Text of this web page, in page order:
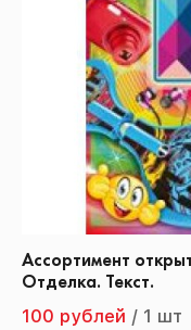
Ассортимент
Отделка. Текст.
100 рублей / 1 шт